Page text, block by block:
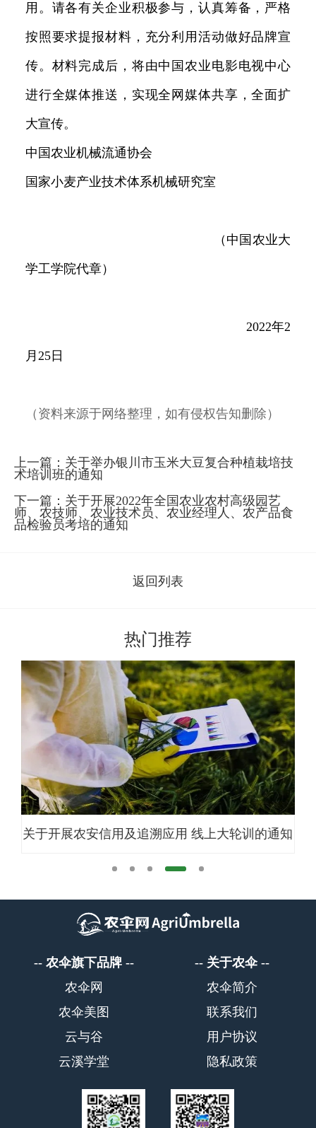
用。请各有关企业积极参与，认真筹备，严格
按照要求提报材料，充分利用活动做好品牌宣
传。材料完成后，将由中国农业电影电视中心
进行全媒体推送，实现全网媒体共享，全面扩
大宣传。
中国农业机械流通协会
国家小麦产业技术体系机械研究室
（中国农业大
学工学院代章）
2022年2
月25日
（资料来源于网络整理，如有侵权告知删除）
上一篇： 关于举办银川市玉米大豆复合种植栽培技
术培训班的通知
下一篇： 关于开展2022年全国农业农村高级园艺
师、农技师、农业技术员、农业经理人、农产品食
品检验员考培的通知
返回列表
热门推荐
关于开展农安信用及追溯应用 线上大轮训的通知
农伞旗下品牌
农伞网
农伞美图
云与谷
云溪学堂
关于农伞
农伞简介
联系我们
用户协议
隐私政策